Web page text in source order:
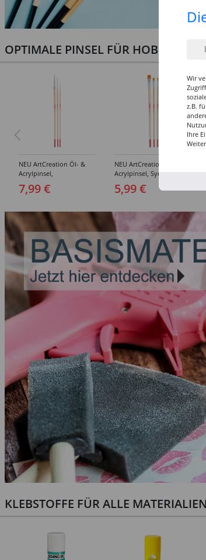
OPTIMALE PINSEL FÜR HOBBY &
NEU ArtCreation Öl- &
Acrylpinsel,
3er Set, No. 2, 6, 10
7,99 €
NEU ArtCreation Öl- &
Acrylpinsel, Synthetik,
Flachpinsel, 4, 8, 16
5,99 €
KLEBSTOFFE FÜR ALLE
Wir
z.B.
Ihre